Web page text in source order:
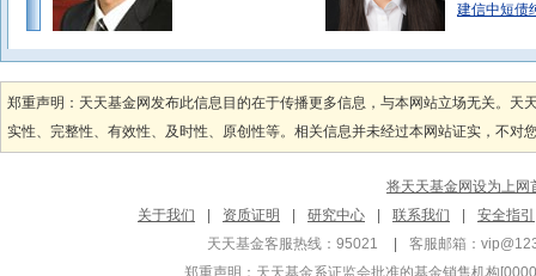
建信中短债
梁洪昀
管理基金
建信MSCI联接
建信MSCI联接
邵卓
管理基金
建信创新中
建信科技创
管理基金
建信现金添利货币
管理基金
建信新兴市
郑重声明：天天基金网发布此信息目的在于传播更多信息，与本网站立场无关。
实性、完整性、有效性、及时性、原创性等。相关信息并未经过本网站证实，不
将天天基金网设为上网
关于我们
资质证明 研究中心 联系我们
安全指引
天天基金客服热线：95021
客服邮箱：
郑重声明： 天天基金系证监会批准的基金销售机构